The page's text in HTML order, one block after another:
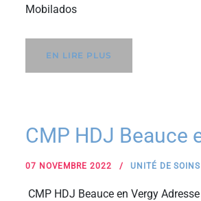
Mobilados
EN LIRE PLUS
CMP HDJ Beauce
07 NOVEMBRE 2022 UNITÉ DE SOINS
CMP HDJ Beauce en Vergy